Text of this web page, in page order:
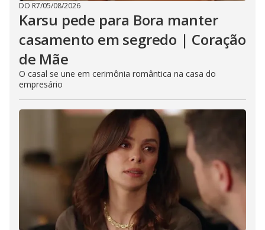
DO R7/05/08/2026
Karsu pede para Bora manter
casamento em segredo | Coração
de Mãe
O casal se une em cerimônia romântica na casa do
empresário